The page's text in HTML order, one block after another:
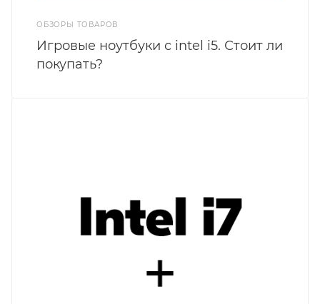
ОБЗОРЫ ТОВАРОВ
Игровые ноутбуки с intel i5. Стоит ли
покупать?